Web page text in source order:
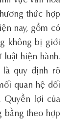
thức hợp
nay, gồm có
không bị giới
luật hiện hành.
là quy định rõ
quan hệ đối
Quyền lợi của
bằng theo hợp